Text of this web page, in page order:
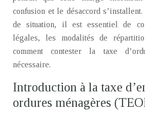
confusion et le désaccord
de situation, il est essentiel de
légales, les modalités de
comment contester la taxe
nécessaire.
Introduction à la taxe
ordures ménagères